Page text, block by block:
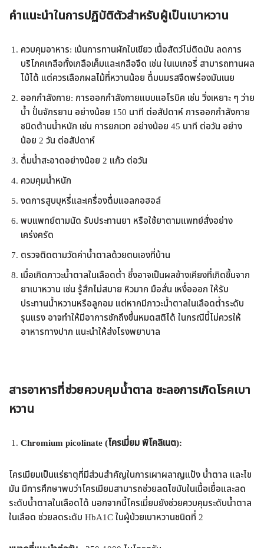
คำแนะนำในการปฏิบัติตัวสำหรับผู้เป็นเบาหวาน
ควบคุมอาหาร: เน้นการทานผักใบเขียว เนื้อสัตว์ไม่ติดมัน ลดการ
บริโภคเกลือทั้งเกลือเค็มและเกลือจืด เช่น ในเบเกอรี่ สามารถทานผล
ไม้ได้ แต่ควรเลือกผลไม้ที่หวานน้อย ดื่มนมรสจืดพร่องมันเนย
ออกกำลังกาย: การออกกำลังกายแบบแอโรบิค เช่น วิ่งเหยาะ ๆ ว่าย
น้ำ ปั่นจักรยาน อย่างน้อย 150 นาที ต่อสัปดาห์ การออกกำลังกาย
ชนิดต้านน้ำหนัก เช่น การยกเวท อย่างน้อย 45 นาที ต่อวัน อย่าง
น้อย 2 วัน ต่อสัปดาห์
ดื่มน้ำสะอาดอย่างน้อย 2 แก้ว ต่อวัน
ควมคุมน้ำหนัก
งดการสูบบุหรี่และเครื่องดื่มแอลกอฮอล์
พบแพทย์ตามนัด รับประทานยา หรือใช้ยาตามแพทย์สั่งอย่าง
เคร่งครัด
ตรวจติดตามวัดค่าน้ำตาลด้วยตนเองที่บ้าน
เมื่อเกิดภาวะน้ำตาลในเลือดต่ำ ซึ่งอาจเป็นผลข้างเคียงที่เกิดขึ้นจาก
ยาเบาหวาน เช่น รู้สึกไม่สบาย หิวมาก มือสั่น เหงื่อออก ให้รับ
ประทานน้ำหวานหรือลูกอม แต่หากมีภาวะน้ำตาลในเลือดต่ำระดับ
รุนแรง อาจทำให้มีอาการชักถึงขึ้นหมดสติได้ ในกรณีนี้ไม่ควรให้
อาหารทางปาก แนะนำให้ส่งโรงพยาบาล
สารอาหารที่ช่วยควบคุมน้ำตาล ชะลอการเกิดโรคเบา
หวาน
Chromium picolinate (โครเมี่ยม พิโคลิเนต):
โครเมียมเป็นแร่ธาตุที่มีส่วนสำคัญในการเผาผลาญแป้ง น้ำตาล และไข
มัน มีการศึกษาพบว่าโครเมียมสามารถช่วยลดไขมันในเนื้อเยื่อและลด
ระดับน้ำตาลในเลือดได้ นอกจากนี้โครเมี่ยมยังช่วยควบคุมระดับน้ำตาล
ในเลือด ช่วยลดระดับ HbA1C ในผู้ป่วยเบาหวานชนิดที่ 2